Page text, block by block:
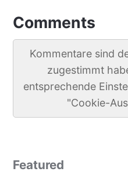
Comments
Kommentare sind
zugestimmt
entsprechende
"Cookie-
Featured